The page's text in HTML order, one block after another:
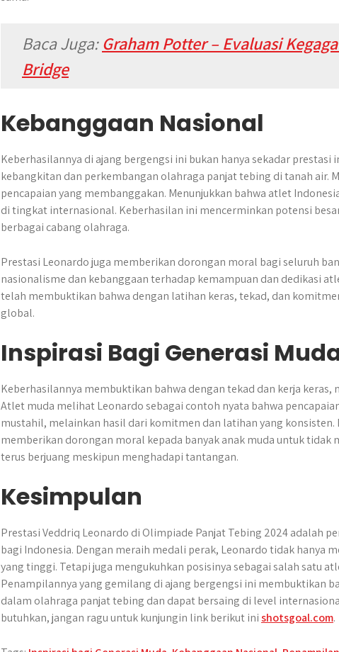
Baca Juga:Graham Potter – Evaluasi
Bridge
Kebanggaan Nasional
Keberhasilannya di ajang bergengsi ini bukan hanya sekadar
kebangkitan dan perkembangan olahraga panjat tebing di tanah air.
pencapaian yang membanggakan. Menunjukkan bahwa atlet
di tingkat internasional. Keberhasilan ini mencerminkan potensi
berbagai cabang olahraga.
Prestasi Leonardo juga memberikan dorongan moral bagi seluruh
nasionalisme dan kebanggaan terhadap kemampuan dan dedikasi
telah membuktikan bahwa dengan latihan keras, tekad, dan
global.
Inspirasi Bagi Generasi
Keberhasilannya membuktikan bahwa dengan tekad dan kerja keras,
Atlet muda melihat Leonardo sebagai contoh nyata bahwa
mustahil, melainkan hasil dari komitmen dan latihan yang konsisten.
memberikan dorongan moral kepada banyak anak muda untuk tidak
terus berjuang meskipun menghadapi tantangan.
Kesimpulan
Prestasi Veddriq Leonardo di Olimpiade Panjat Tebing 2024 adalah
bagi Indonesia. Dengan meraih medali perak, Leonardo tidak hanya
yang tinggi. Tetapi juga mengukuhkan posisinya sebagai salah satu
Penampilannya yang gemilang di ajang bergengsi ini membuktikan
dalam olahraga panjat tebing dan dapat bersaing di level
butuhkan, jangan ragu untuk kunjungin link berikut inishotsgoal.com.